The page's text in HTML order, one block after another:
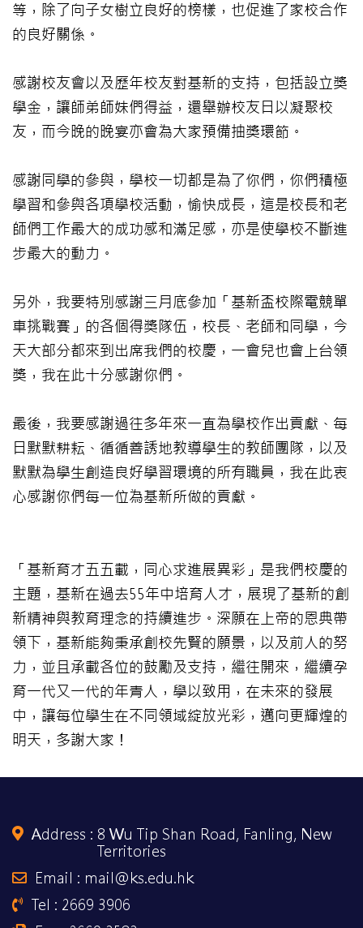
等，除了向子女樹立良好的榜樣，也促進了家校合作
的良好關係。
感謝校友會以及歷年校友對基新的支持，包括設立獎
學金，讓師弟師妹們得益，還舉辦校友日以凝聚校
友，而今晚的晚宴亦會為大家預備抽獎環節。
感謝同學的參與，學校一切都是為了你們，你們積極
學習和參與各項學校活動，愉快成長，這是校長和老
師們工作最大的成功感和滿足感，亦是使學校不斷進
步最大的動力。
另外，我要特別感謝三月底參加「基新盃校際電競單
車挑戰賽」的各個得獎隊伍，校長、老師和同學，今
天大部分都來到出席我們的校慶，一會兒也會上台領
獎，我在此十分感謝你們。
最後，我要感謝過往多年來一直為學校作出貢獻、每
日默默耕耘、循循善誘地教導學生的教師團隊，以及
默默為學生創造良好學習環境的所有職員，我在此衷
心感謝你們每一位為基新所做的貢獻。
「基新育才五五載，同心求進展異彩」是我們校慶的
主題，基新在過去55年中培育人才，展現了基新的創
新精神與教育理念的持續進步。深願在上帝的恩典帶
領下，基新能夠秉承創校先賢的願景，以及前人的努
力，並且承載各位的鼓勵及支持，繼往開來，繼續孕
育一代又一代的年青人，學以致用，在未來的發展
中，讓每位學生在不同領域綻放光彩，邁向更輝煌的
明天，多謝大家！
Address : 8 Wu Tip Shan Road, Fanling, New
Territories
Email : mail@ks.edu.hk
Tel : 2669 3906